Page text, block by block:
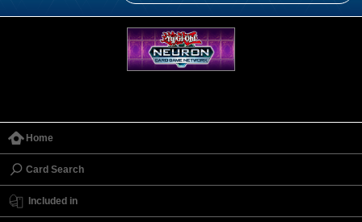
Home
Card Search
Included in